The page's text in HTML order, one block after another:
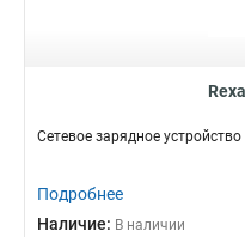
Сетевое зарядное устройство
Подробнее
Наличие: В наличии